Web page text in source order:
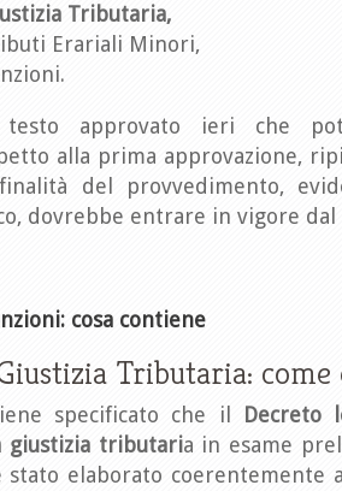
Tributaria,
Erariali Minori,
approvato ieri che
alla prima approvazione,
del provvedimento,
dovrebbe entrare in vigore dal
cosa contiene
Tributaria: come
specificato che il
Decreto
giustizia tributaria in esame
stato elaborato coerentemente